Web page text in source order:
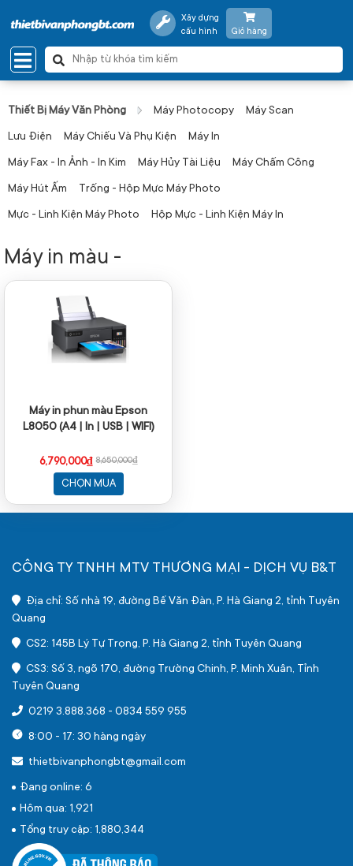
Xây dựng
cấu hình
Giỏ hàng
Thiết Bị Máy Văn Phòng Máy Photocopy Máy Scan
Lưu Điện Máy Chiếu Và Phụ Kiện Máy In
Máy Fax - In Ảnh - In Kim Máy Hủy Tài Liệu Máy Chấm Công
Máy Hút Ấm Trống - Hộp Mực Máy Photo
Mực - Linh Kiện Máy Photo Hộp Mực - Linh Kiện Máy In
Máy in màu -
Máy in phun màu Epson
L8050 (A4 | In | USB | WIFI)
6,790,000₫ 8,650,000₫
CHỌN MUA
CÔNG TY TNHH MTV THƯƠNG MẠI - DỊCH VỤ B&T
Địa chỉ: Số nhà 19, đường Bế Văn Đàn, P. Hà Giang 2, tỉnh Tuyên
Quang
CS2: 145B Lý Tự Trọng, P. Hà Giang 2, tỉnh Tuyên Quang
CS3: Số 3, ngõ 170, đường Trường Chinh, P. Minh Xuân, Tỉnh
Tuyên Quang
0219 3.888.368 - 0834 559 955
8:00 - 17: 30 hàng ngày
thietbivanphongbt@gmail.com
Đang online: 6
Hôm qua: 1,921
Tổng truy cập: 1,880,344